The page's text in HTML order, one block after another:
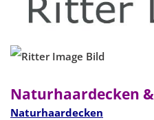
Naturhaardecken &
Naturhaardecken